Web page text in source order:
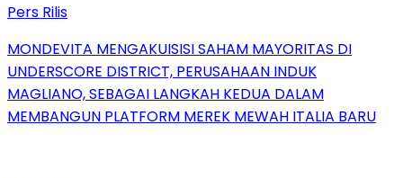
Pers Rilis
MONDEVITA MENGAKUISISI SAHAM MAYORITAS DI
UNDERSCORE DISTRICT, PERUSAHAAN INDUK
MAGLIANO, SEBAGAI LANGKAH KEDUA DALAM
MEMBANGUN PLATFORM MEREK MEWAH ITALIA BARU